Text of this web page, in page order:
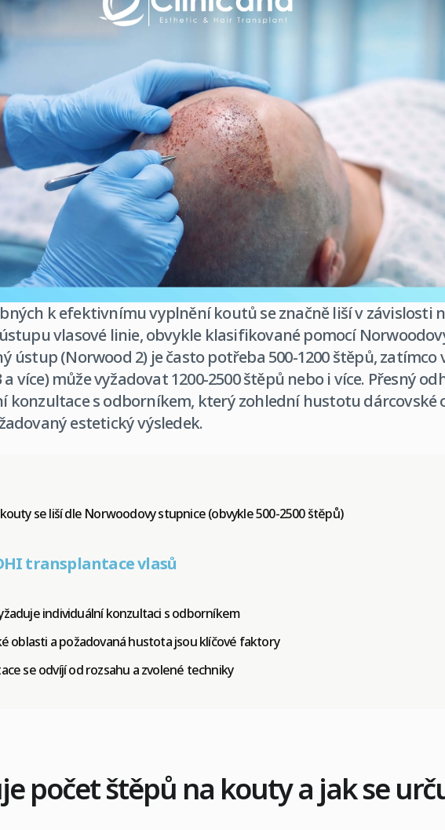
k efektivnímu vyplnění koutů se značně liší v závislosti
vlasové linie, obvykle klasifikované pomocí
ústup (Norwood 2) je často potřeba 500-1200 štěpů, zatímco
více) může vyžadovat 1200-2500 štěpů nebo i více. Přesný
konzultace s odborníkem, který zohlední hustotu dárcovské
estetický výsledek.
se liší dle Norwoodovy stupnice (obvykle 500-2500 štěpů)
transplantace vlasů
individuální konzultaci s odborníkem
oblasti a požadovaná hustota jsou klíčové faktory
se odvíjí od rozsahu a zvolené techniky
počet štěpů na kouty a jak se